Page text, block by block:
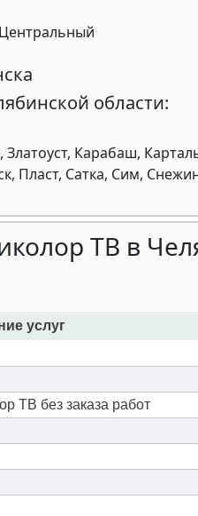
области:
Карабаш,
Пласт, Сатка, Сим,
ТВ в
услуг
ТВ без заказа работ